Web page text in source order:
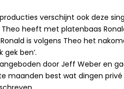
verschijnt ook deze
heeft met platenbaas
is volgens Theo het
gek ben’.
door Jeff Weber en
maanden best wat dingen